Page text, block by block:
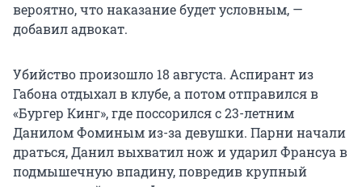
вероятно, что наказание будет условным, —
добавил адвокат.
Убийство произошло 18 августа. Аспирант из
Габона отдыхал в клубе, а потом отправился в
«Бургер Кинг», где поссорился с 23-летним
Данилом Фоминым из-за девушки. Парни начали
драться, Данил выхватил нож и ударил Франсуа в
подмышечную впадину, повредив крупный